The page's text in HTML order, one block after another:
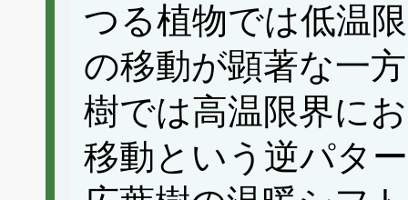
つる植物では低温
の移動が顕著な一
樹では高温限界に
移動という逆パタ